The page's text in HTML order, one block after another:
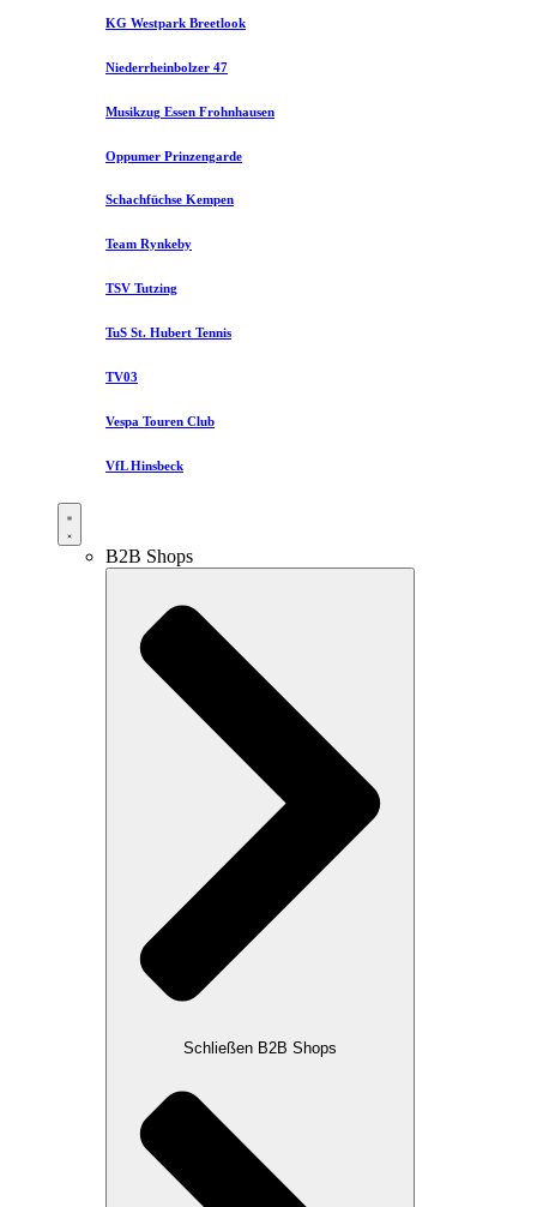
KG Westpark Breetlook
Niederrheinbolzer 47
Musikzug Essen Frohnhausen
Oppumer Prinzengarde
Schachfüchse Kempen
Team Rynkeby
TSV Tutzing
TuS St. Hubert Tennis
TV03
Vespa Touren Club
VfL Hinsbeck
B2B Shops
Schließen B2B Shops